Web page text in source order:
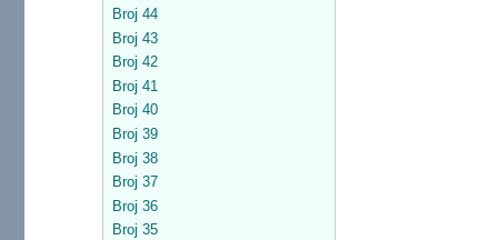
Broj 44
Broj 43
Broj 42
Broj 41
Broj 40
Broj 39
Broj 38
Broj 37
Broj 36
Broj 35